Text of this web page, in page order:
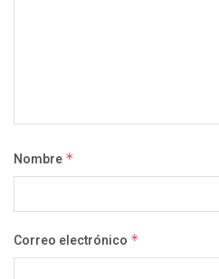
Nombre *
Correo electrónico *